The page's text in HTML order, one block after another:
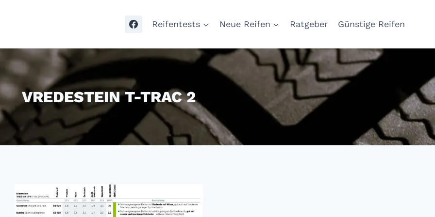
Reifentests Neue Reifen Ratgeber Günstige Reifen
VREDESTEIN T-TRAC 2